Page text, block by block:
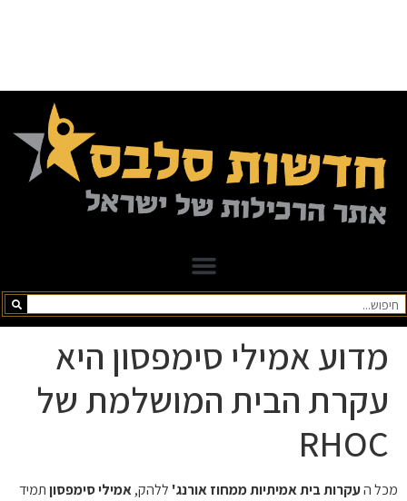
מדוע אמילי סימפסון היא
עקרת הבית המושלמת של
RHOC
מכל העקרות בית אמיתיות ממחוז אורנג' ללהק,אמילי סימפסוןתמיד